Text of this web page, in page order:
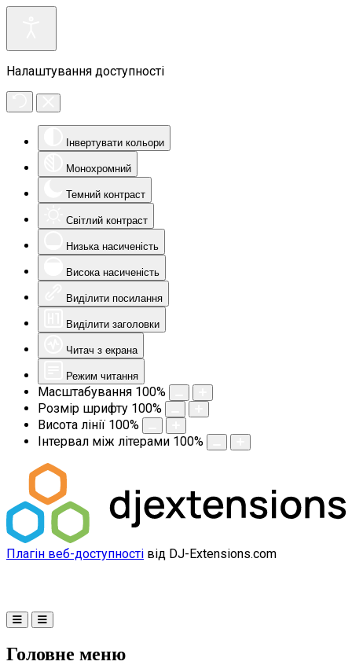
Налаштування доступності
Інвертувати кольори
Монохромний
Темний контраст
Світлий контраст
Низька насиченість
Висока насиченість
Виділити посилання
Виділити заголовки
Читач з екрана
Режим читання
Масштабування 100%
Розмір шрифту 100%
Висота лінії 100%
Інтервал між літерами 100%
Плагін веб-доступності від DJ-Extensions.com
Головне меню